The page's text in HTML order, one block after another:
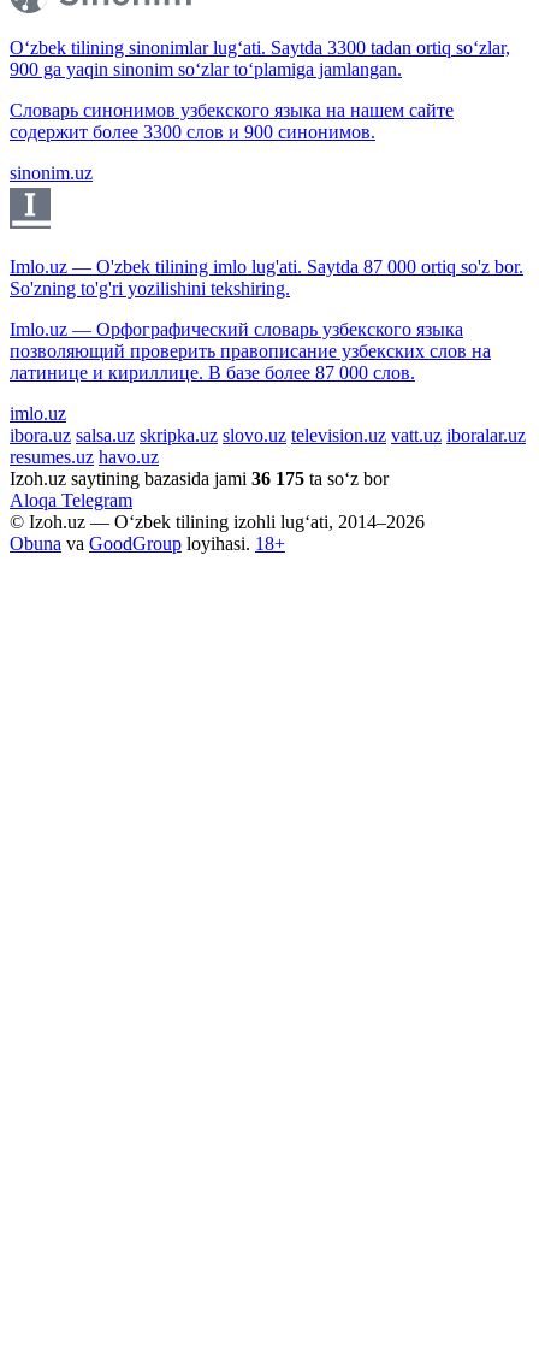
O‘zbek tilining sinonimlar lug‘ati. Saytda 3300 tadan ortiq so‘zlar,
900 ga yaqin sinonim so‘zlar to‘plamiga jamlangan.
Словарь синонимов узбекского языка на нашем сайте
содержит более 3300 слов и 900 синонимов.
sinonim.uz
Imlo.uz — O'zbek tilining imlo lug'ati. Saytda 87 000 ortiq so'z bor.
So'zning to'g'ri yozilishini tekshiring.
Imlo.uz — Орфографический словарь узбекского языка
позволяющий проверить правописание узбекских слов на
латинице и кириллице. В базе более 87 000 слов.
imlo.uz
ibora.uz salsa.uz skripka.uz slovo.uz television.uz vatt.uz iboralar.uz
resumes.uz havo.uz
Izoh.uz saytining bazasida jami 36 175 ta so‘z bor
Aloqa Telegram
© Izoh.uz — O‘zbek tilining izohli lug‘ati, 2014–2026
Obuna va GoodGroup loyihasi. 18+